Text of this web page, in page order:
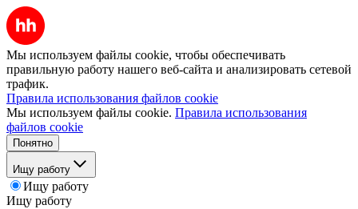
Мы используем файлы cookie, чтобы обеспечивать
правильную работу нашего веб-сайта и анализировать сетевой
трафик.
Правила использования файлов cookie
Мы используем файлы cookie. Правила использования
файлов cookie
Понятно
Ищу работу
Ищу работу
Ищу работу